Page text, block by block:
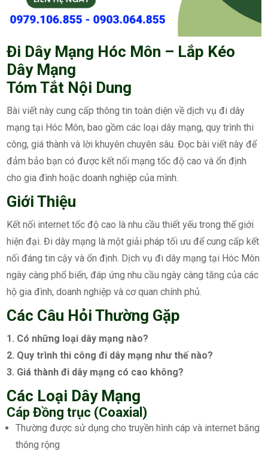
Đi Dây Mạng Hóc Môn – Lắp Kéo
Dây Mạng
Tóm Tắt Nội Dung
Bài viết này cung cấp thông tin toàn diện về dịch vụ đi dây
mạng tại Hóc Môn, bao gồm các loại dây mạng, quy trình thi
công, giá thành và lời khuyên chuyên sâu. Đọc bài viết này để
đảm bảo bạn có được kết nối mạng tốc độ cao và ổn định
cho gia đình hoặc doanh nghiệp của mình.
Giới Thiệu
Kết nối internet tốc độ cao là nhu cầu thiết yếu trong thế giới
hiện đại. Đi dây mạng là một giải pháp tối ưu để cung cấp kết
nối đáng tin cậy và ổn định. Dịch vụ đi dây mạng tại Hóc Môn
ngày càng phổ biến, đáp ứng nhu cầu ngày càng tăng của các
hộ gia đình, doanh nghiệp và cơ quan chính phủ.
Các Câu Hỏi Thường Gặp
1. Có những loại dây mạng nào?
2. Quy trình thi công đi dây mạng như thế nào?
3. Giá thành đi dây mạng có cao không?
Các Loại Dây Mạng
Cáp Đồng trục (Coaxial)
Thường được sử dụng cho truyền hình cáp và internet băng
thông rộng